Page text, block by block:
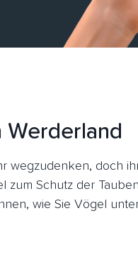
wegzudenken, doch
zum Schutz der
wie Sie Vögel